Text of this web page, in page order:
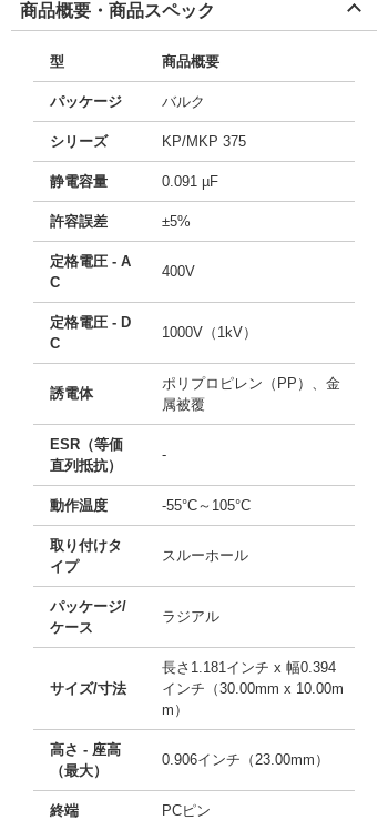
商品概要・商品スペック
型 商品概要
パッケージ バルク
シリーズ KP/MKP 375
静電容量 0.091 µF
許容誤差 ±5%
定格電圧 - A
C
400V
定格電圧 - D
C
1000V（1kV）
誘電体
ポリプロピレン（PP）、金
属被覆
ESR（等価
直列抵抗）
-
動作温度 -55°C～105°C
取り付けタ
イプ
スルーホール
パッケージ/
ケース
ラジアル
サイズ/寸法
長さ1.181インチ x 幅0.394
インチ（30.00mm x 10.00m
m）
高さ - 座高
（最大）
0.906インチ（23.00mm）
終端 PCピン